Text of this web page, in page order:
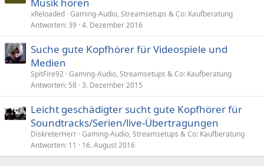
xReloaded Gaming-Audio, Streamsetups & Co: Kaufberatung
Antworten 39 4. Dezember 2016
Suche gute Kopfhörer für Videospiele und
Medien
SpitFire92 Gaming-Audio, Streamsetups & Co: Kaufberatung
Antworten 58 3. Dezember 2015
Leicht geschädigter sucht gute Kopfhörer für
Soundtracks/Serien/live-Übertragungen
DiskreterHerr Gaming-Audio, Streamsetups & Co: Kaufberatung
Antworten 11 16. August 2016